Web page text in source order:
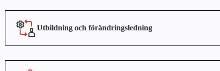
Utbildning och förändringsledning